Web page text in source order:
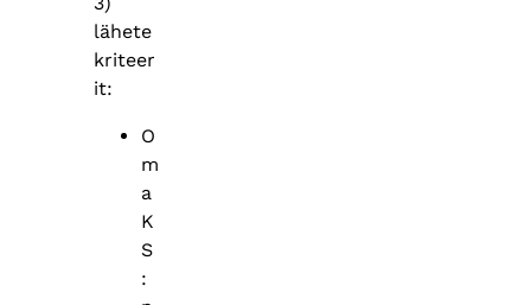
lähete
kriteer
it:
O
m
a
K
S
: